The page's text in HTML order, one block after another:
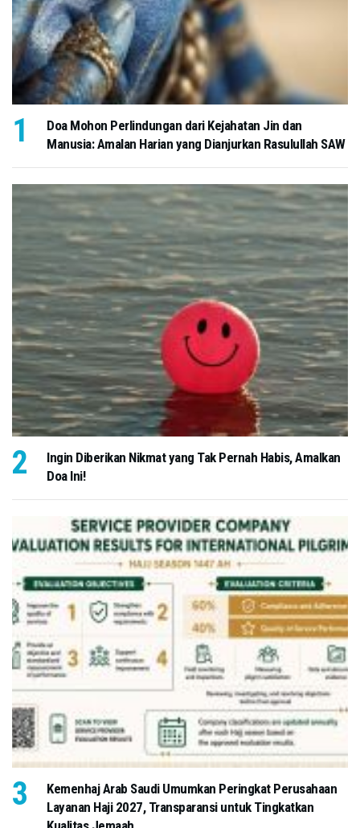
Doa Mohon Perlindungan dari Kejahatan Jin dan
Manusia: Amalan Harian yang Dianjurkan Rasulullah SAW
Ingin Diberikan Nikmat yang Tak Pernah Habis, Amalkan
Doa Ini!
Kemenhaj Arab Saudi Umumkan Peringkat Perusahaan
Layanan Haji 2027, Transparansi untuk Tingkatkan